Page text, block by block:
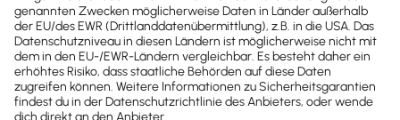
Entwicklung, Hosting und Datenschutz nach
deutschen Standards – sicher, transparent und
zuverlässig.